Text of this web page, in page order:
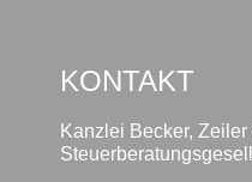
KONTAKT
Kanzlei Becker,